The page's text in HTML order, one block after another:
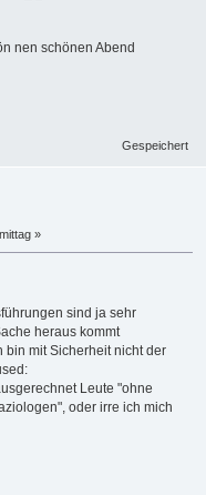
nen schönen Abend
Gespeichert
»
sind ja sehr
heraus kommt
bin mit Sicherheit nicht der
Leute "ohne
oder irre ich mich